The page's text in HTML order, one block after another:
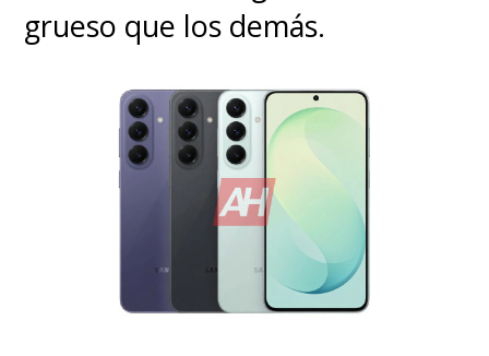
grueso que los demás.